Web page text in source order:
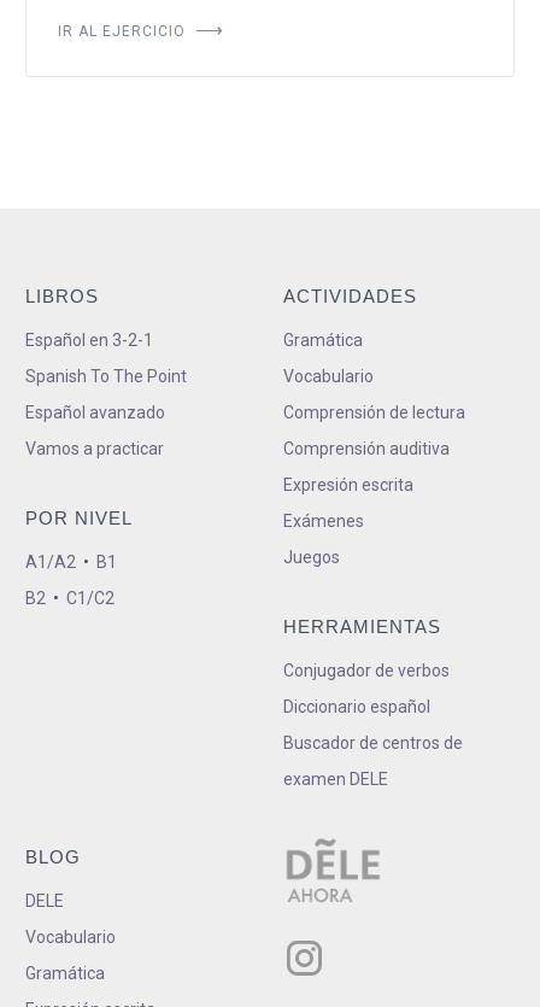
IR AL EJERCICIO
LIBROS
Español en 3-2-1
Spanish To The Point
Español avanzado
Vamos a practicar
POR NIVEL
A1/A2 • B1
B2 • C1/C2
ACTIVIDADES
Gramática
Vocabulario
Comprensión de lectura
Comprensión auditiva
Expresión escrita
Exámenes
Juegos
HERRAMIENTAS
Conjugador de verbos
Diccionario español
Buscador de centros de
examen DELE
BLOG
DELE
Vocabulario
Gramática